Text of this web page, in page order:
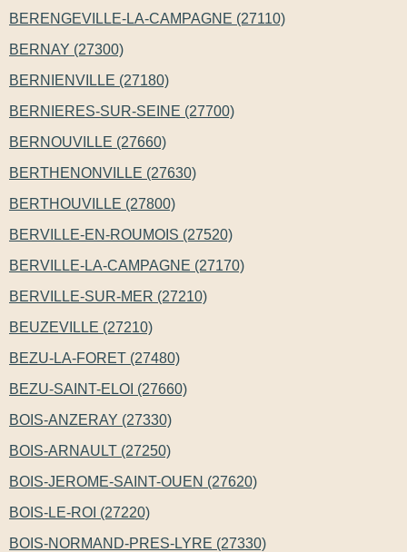
BERENGEVILLE-LA-CAMPAGNE (27110)
BERNAY (27300)
BERNIENVILLE (27180)
BERNIERES-SUR-SEINE (27700)
BERNOUVILLE (27660)
BERTHENONVILLE (27630)
BERTHOUVILLE (27800)
BERVILLE-EN-ROUMOIS (27520)
BERVILLE-LA-CAMPAGNE (27170)
BERVILLE-SUR-MER (27210)
BEUZEVILLE (27210)
BEZU-LA-FORET (27480)
BEZU-SAINT-ELOI (27660)
BOIS-ANZERAY (27330)
BOIS-ARNAULT (27250)
BOIS-JEROME-SAINT-OUEN (27620)
BOIS-LE-ROI (27220)
BOIS-NORMAND-PRES-LYRE (27330)